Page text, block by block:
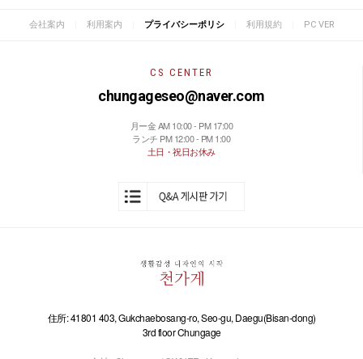
会社案内 利用案内 プライバシーポリシ 利用規約 PC VER
CS CENTER
chungageseo@naver.com
月ー金 AM 10:00 - PM 17:00
ランチ PM 12:00 - PM 1:00
土日・祝日お休み
住所: 41801 403, Gukchaebosang-ro, Seo-gu, Daegu(Bisan-dong)
3rd floor Chungage